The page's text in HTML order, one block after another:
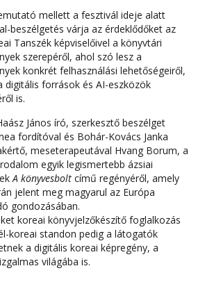
mellett a fesztivál ideje alatt
beszélgetés várja az érdeklődőket az
Tanszék képviselőivel a könyvtári
szerepéről, ahol szó lesz a
konkrét felhasználási lehetőségeiről,
digitális források és AI-eszközök
is.
János író, szerkesztő beszélget
fordítóval és Bohár-Kovács Janka
meseterapeutával Hvang Borum, a
egyik legismertebb ázsiai
A könyvesbolt című regényéről, amely
jelent meg magyarul az Európa
gondozásában.
koreai könyvjelzőkészítő foglalkozás
koreai standon pedig a látogatók
a digitális koreai képregény, a
világába is.